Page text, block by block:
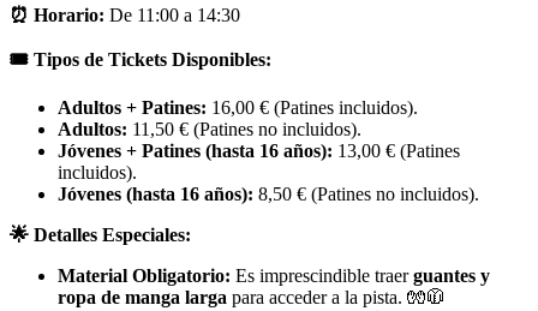
⏰ Horario: De 11:00 a 14:30
🎟️ Tipos de Tickets Disponibles:
Adultos + Patines: 16,00 € (Patines incluidos).
Adultos: 11,50 € (Patines no incluidos).
Jóvenes + Patines (hasta 16 años): 13,00 € (Patines
incluidos).
Jóvenes (hasta 16 años): 8,50 € (Patines no incluidos).
🌟 Detalles Especiales:
Material Obligatorio: Es imprescindible traerguantes y
ropa de manga larga para acceder a la pista. 🧤🧥